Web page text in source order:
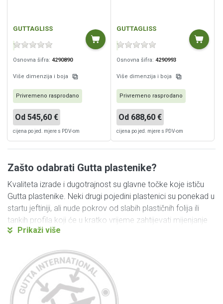
vrtlarima zbog svoje čvrste i dugotrajne konstrukcije,
tehničkog lučnog dizajna, ponude dimenzija i zbog svojih
adresi!
Praktični savjet:
Želite produžiti vijek trajanja
plastenika? Pročitajte naš vodičkako pripremiti
plastenik za zimu
– jednostavni koraci koji
štede vrijeme i novac.
Sadržaj:
Zašto je Gutta plastenik dobar odabir?
Pogledajte ključne prednosti Gutta plastenika
Proučite upute za montažu Gardentec
plastenika
Najčešća pitanja i konkretni odgovori o našim
GUTTAGLISS
Osnovna šifra: 4290890
Više dimenzija i boja
Privremeno rasprodano
Od 545,60 €
cijena po jed. mjere s PDV-om
GUTTAGLISS
Osnovna šifra: 4290993
Više dimenzija i boja
Privremeno rasprodano
Od 688,60 €
cijena po jed. mjere s PDV-om
Zašto odabrati Gutta plastenike?
Kvaliteta izrade i dugotrajnost su glavne točke koje ističu
Gutta plastenike. Neki drugi pojedini plastenici su ponekad u
startu jeftiniji, ali nude pokrov od slabih plastičnih folija ili
tankih profila koji će u kratko vrijeme zahtijevati mijenjanje
pokrova ili čak konstrukcije. Stoga za razliku od takvih
izrađenu od čeličnih vruće pocinčanih profila koji osiguravaju
čvrstoću, otpornost na hrđu i dug vijek trajanja. Pokrov je od
UV stabiliziranog
polikarbonata debljine 4 ili 6 mm
da nudi izuzetnu toplinsku izolaciju i štiti biljke od
Prikaži više